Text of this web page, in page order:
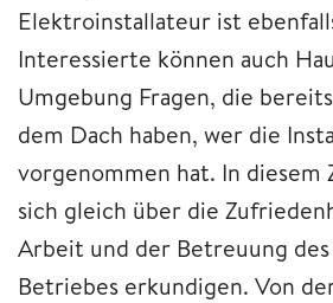
Elektroinstallateur ist
Interessierte können auch
Umgebung Fragen, die
dem Dach haben, wer die
vorgenommen hat. In diesem
sich gleich über die
Arbeit und der Betreuung
Betriebes erkundigen. Von